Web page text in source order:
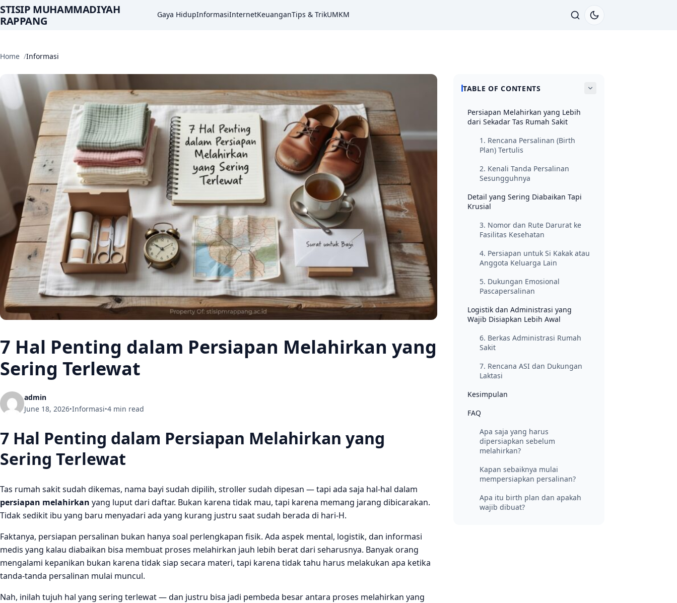
STISIP MUHAMMADIYAH
RAPPANG
Gaya HidupInformasiInternetKeuanganTips & TrikUMKM
Home Informasi
7 Hal Penting dalam Persiapan Melahirkan yang
Sering Terlewat
admin
June 18, 2026•Informasi•4 min read
7 Hal Penting dalam Persiapan Melahirkan yang
Sering Terlewat
Tas rumah sakit sudah dikemas, nama bayi sudah dipilih, stroller sudah dipesan — tapi ada saja hal-hal dalam
persiapan melahirkan yang luput dari daftar. Bukan karena tidak mau, tapi karena memang jarang dibicarakan.
Tidak sedikit ibu yang baru menyadari ada yang kurang justru saat sudah berada di hari-H.
Faktanya, persiapan persalinan bukan hanya soal perlengkapan fisik. Ada aspek mental, logistik, dan informasi
medis yang kalau diabaikan bisa membuat proses melahirkan jauh lebih berat dari seharusnya. Banyak orang
mengalami kepanikan bukan karena tidak siap secara materi, tapi karena tidak tahu harus melakukan apa ketika
tanda-tanda persalinan mulai muncul.
Nah, inilah tujuh hal yang sering terlewat — dan justru bisa jadi pembeda besar antara proses melahirkan yang
TABLE OF CONTENTS
Persiapan Melahirkan yang Lebih
dari Sekadar Tas Rumah Sakit
1. Rencana Persalinan (Birth
Plan) Tertulis
2. Kenali Tanda Persalinan
Sesungguhnya
Detail yang Sering Diabaikan Tapi
Krusial
3. Nomor dan Rute Darurat ke
Fasilitas Kesehatan
4. Persiapan untuk Si Kakak atau
Anggota Keluarga Lain
5. Dukungan Emosional
Pascapersalinan
Logistik dan Administrasi yang
Wajib Disiapkan Lebih Awal
6. Berkas Administrasi Rumah
Sakit
7. Rencana ASI dan Dukungan
Laktasi
Kesimpulan
FAQ
Apa saja yang harus
dipersiapkan sebelum
melahirkan?
Kapan sebaiknya mulai
mempersiapkan persalinan?
Apa itu birth plan dan apakah
wajib dibuat?